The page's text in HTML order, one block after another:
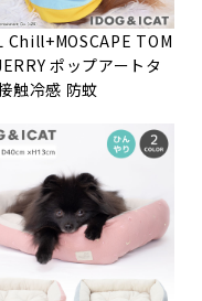
Chill+MOSCAPE TOM
ポップアートタ
触冷感 防蚊